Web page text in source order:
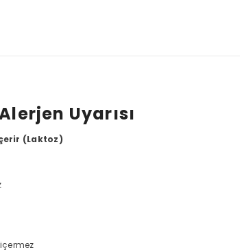
Uyarısı
(Laktoz)